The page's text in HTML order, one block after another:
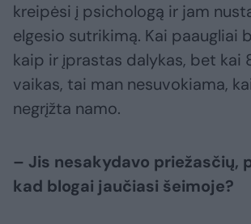
kreipėsi į psichologą ir jam
elgesio sutrikimą. Kai paaugliai
kaip ir įprastas dalykas, bet kai
vaikas, tai man nesuvokiama,
negrįžta namo.
– Jis nesakydavo priežasčių,
kad blogai jaučiasi šeimoje?